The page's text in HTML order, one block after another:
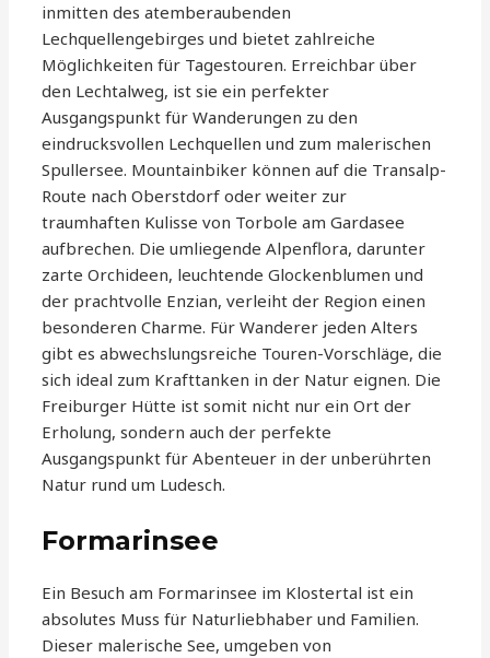
inmitten des atemberaubenden
Lechquellengebirges und bietet zahlreiche
Möglichkeiten für Tagestouren. Erreichbar über
den Lechtalweg, ist sie ein perfekter
Ausgangspunkt für Wanderungen zu den
eindrucksvollen Lechquellen und zum malerischen
Spullersee. Mountainbiker können auf die Transalp-
Route nach Oberstdorf oder weiter zur
traumhaften Kulisse von Torbole am Gardasee
aufbrechen. Die umliegende Alpenflora, darunter
zarte Orchideen, leuchtende Glockenblumen und
der prachtvolle Enzian, verleiht der Region einen
besonderen Charme. Für Wanderer jeden Alters
gibt es abwechslungsreiche Touren-Vorschläge, die
sich ideal zum Krafttanken in der Natur eignen. Die
Freiburger Hütte ist somit nicht nur ein Ort der
Erholung, sondern auch der perfekte
Ausgangspunkt für Abenteuer in der unberührten
Natur rund um Ludesch.
Formarinsee
Ein Besuch am Formarinsee im Klostertal ist ein
absolutes Muss für Naturliebhaber und Familien.
Dieser malerische See, umgeben von